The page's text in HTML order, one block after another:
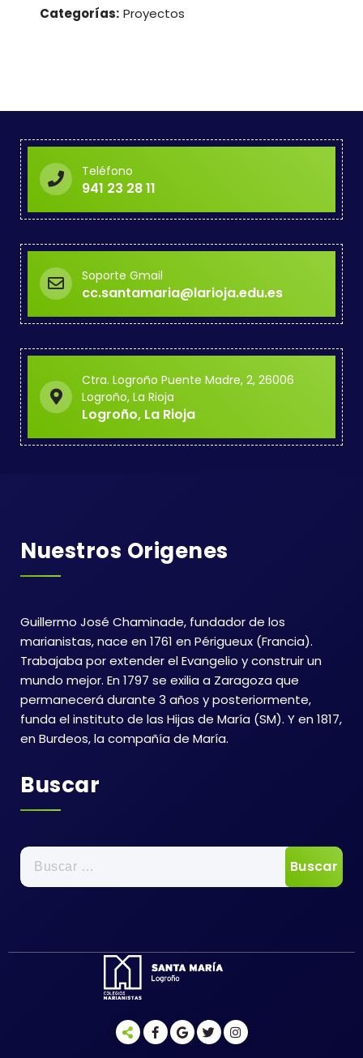
Categorías: Proyectos
Teléfono
941 23 28 11
Soporte Gmail
cc.santamaria@larioja.edu.es
Ctra. Logroño Puente Madre, 2, 26006
Logroño, La Rioja
Logroño, La Rioja
Nuestros Origenes
Guillermo José Chaminade, fundador de los
marianistas, nace en 1761 en Périgueux (Francia).
Trabajaba por extender el Evangelio y construir un
mundo mejor. En 1797 se exilia a Zaragoza que
permanecerá durante 3 años y posteriormente,
funda el instituto de las Hijas de María (SM). Y en 1817,
en Burdeos, la compañía de María.
Buscar
Buscar: